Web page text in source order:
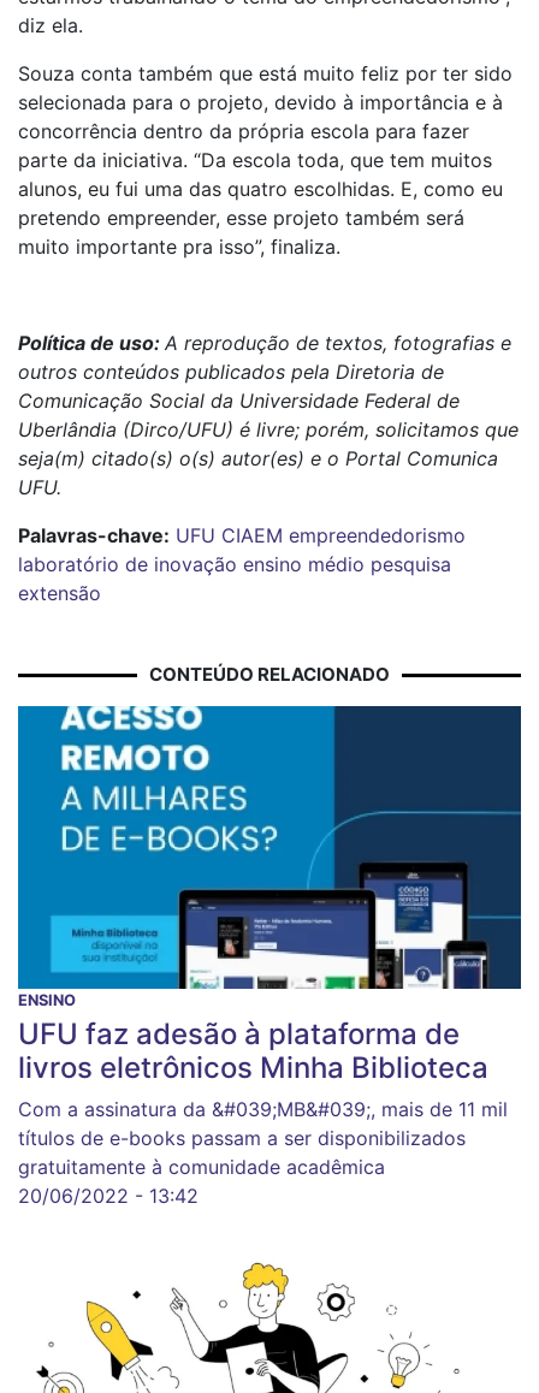
diz ela.
Souza conta também que está muito feliz por ter sido
selecionada para o projeto, devido à importância e à
concorrência dentro da própria escola para fazer
parte da iniciativa. “Da escola toda, que tem muitos
alunos, eu fui uma das quatro escolhidas. E, como eu
pretendo empreender, esse projeto também será
muito importante pra isso”, finaliza.
Política de uso: A reprodução de textos, fotografias e
outros conteúdos publicados pela Diretoria de
Comunicação Social da Universidade Federal de
Uberlândia (Dirco/UFU) é livre; porém, solicitamos que
seja(m) citado(s) o(s) autor(es) e o Portal Comunica
UFU.
Palavras-chave: UFU CIAEM empreendedorismo
laboratório de inovação ensino médio pesquisa
extensão
CONTEÚDO RELACIONADO
ENSINO
UFU faz adesão à plataforma de
livros eletrônicos Minha Biblioteca
Com a assinatura da &#039;MB&#039;, mais de 11 mil
títulos de e-books passam a ser disponibilizados
gratuitamente à comunidade acadêmica
20/06/2022 - 13:42